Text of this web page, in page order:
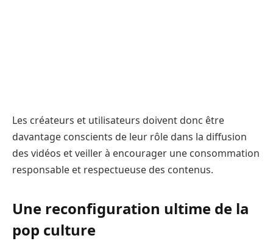
Les créateurs et utilisateurs doivent donc être
davantage conscients de leur rôle dans la diffusion
des vidéos et veiller à encourager une consommation
responsable et respectueuse des contenus.
Une reconfiguration ultime de la
pop culture